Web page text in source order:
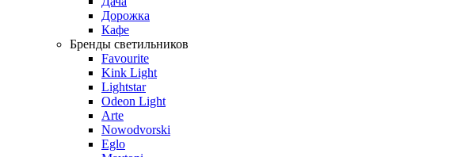
Дорожка
Кафе
Бренды светильников
Favourite
Kink Light
Lightstar
Odeon Light
Arte
Nowodvorski
Eglo